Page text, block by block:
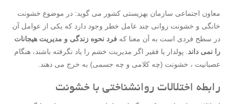
معاون اجتماعی سازمان بهزیستی کشور می گوید: در موضوع خشونت
خانگی و خشونت روانی چند عامل خطر وجود دارد که یکی از عوامل آن
در سطح فردی است به آن معنا که فرد نحوه زندگی و مدیریت هیجانات
را نمی داند. پولدار یا فقیر اگر مدیریت خشم را یاد نگرفته باشند، هنگام
عصبانیت ، خشونت (چه کلامی و چه جسمی) به خرج می دهند.
رابطه اختلالات روانشناختی با خشونت